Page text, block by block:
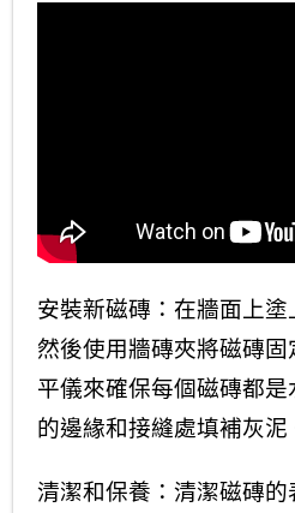
安裝新磁磚：在牆面上塗
然後使用牆磚夾將磁磚
平儀來確保每個磁磚都
的邊緣和接縫處填補灰泥
清潔和保養：清潔磁磚